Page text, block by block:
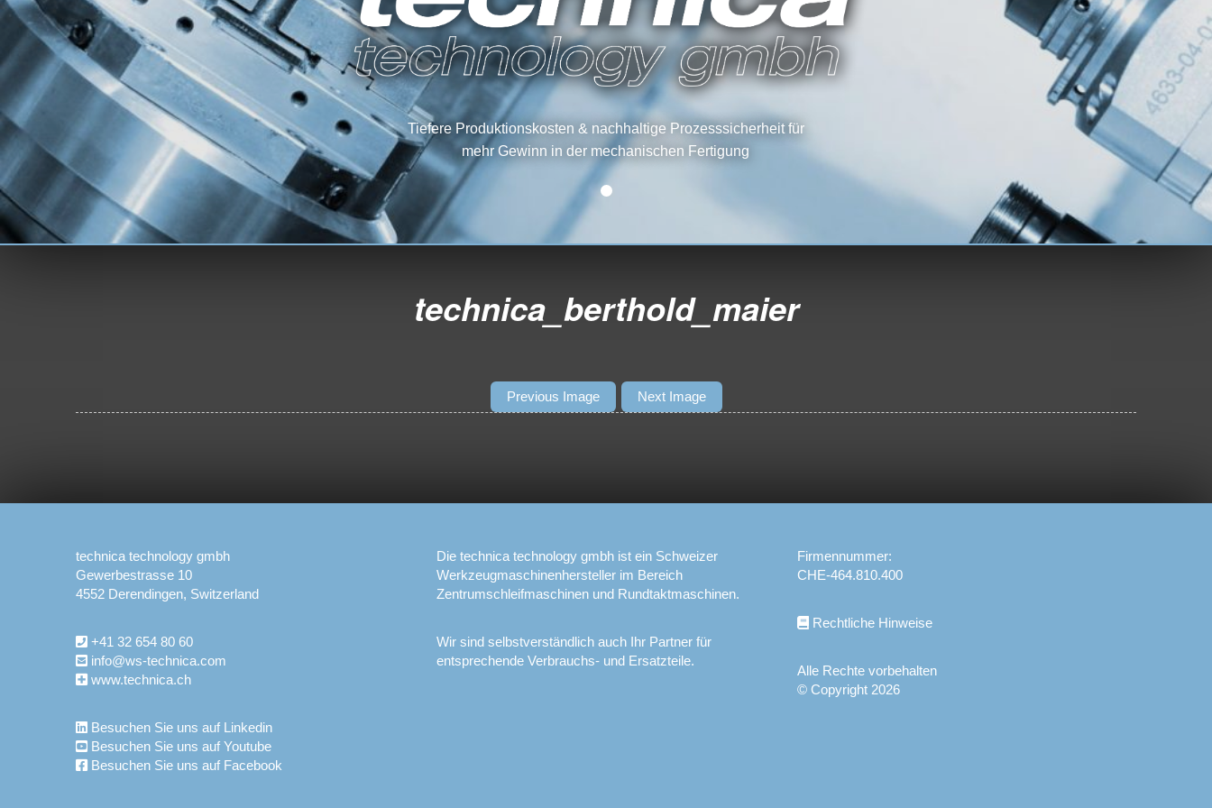
Tiefere Produktionskosten & nachhaltige Prozesssicherheit für
mehr Gewinn in der mechanischen Fertigung
technica_berthold_maier
Previous Image Next Image
technica technology gmbh
Gewerbestrasse 10
4552 Derendingen, Switzerland
+41 32 654 80 60
info@ws-technica.com
www.technica.ch
Besuchen Sie uns auf Linkedin
Besuchen Sie uns auf Youtube
Besuchen Sie uns auf Facebook
Die technica technology gmbh ist ein Schweizer
Werkzeugmaschinenhersteller im Bereich
Zentrumschleifmaschinen und Rundtaktmaschinen.
Wir sind selbstverständlich auch Ihr Partner für
entsprechende Verbrauchs- und Ersatzteile.
Firmennummer:
CHE-464.810.400
Rechtliche Hinweise
Alle Rechte vorbehalten
© Copyright 2026